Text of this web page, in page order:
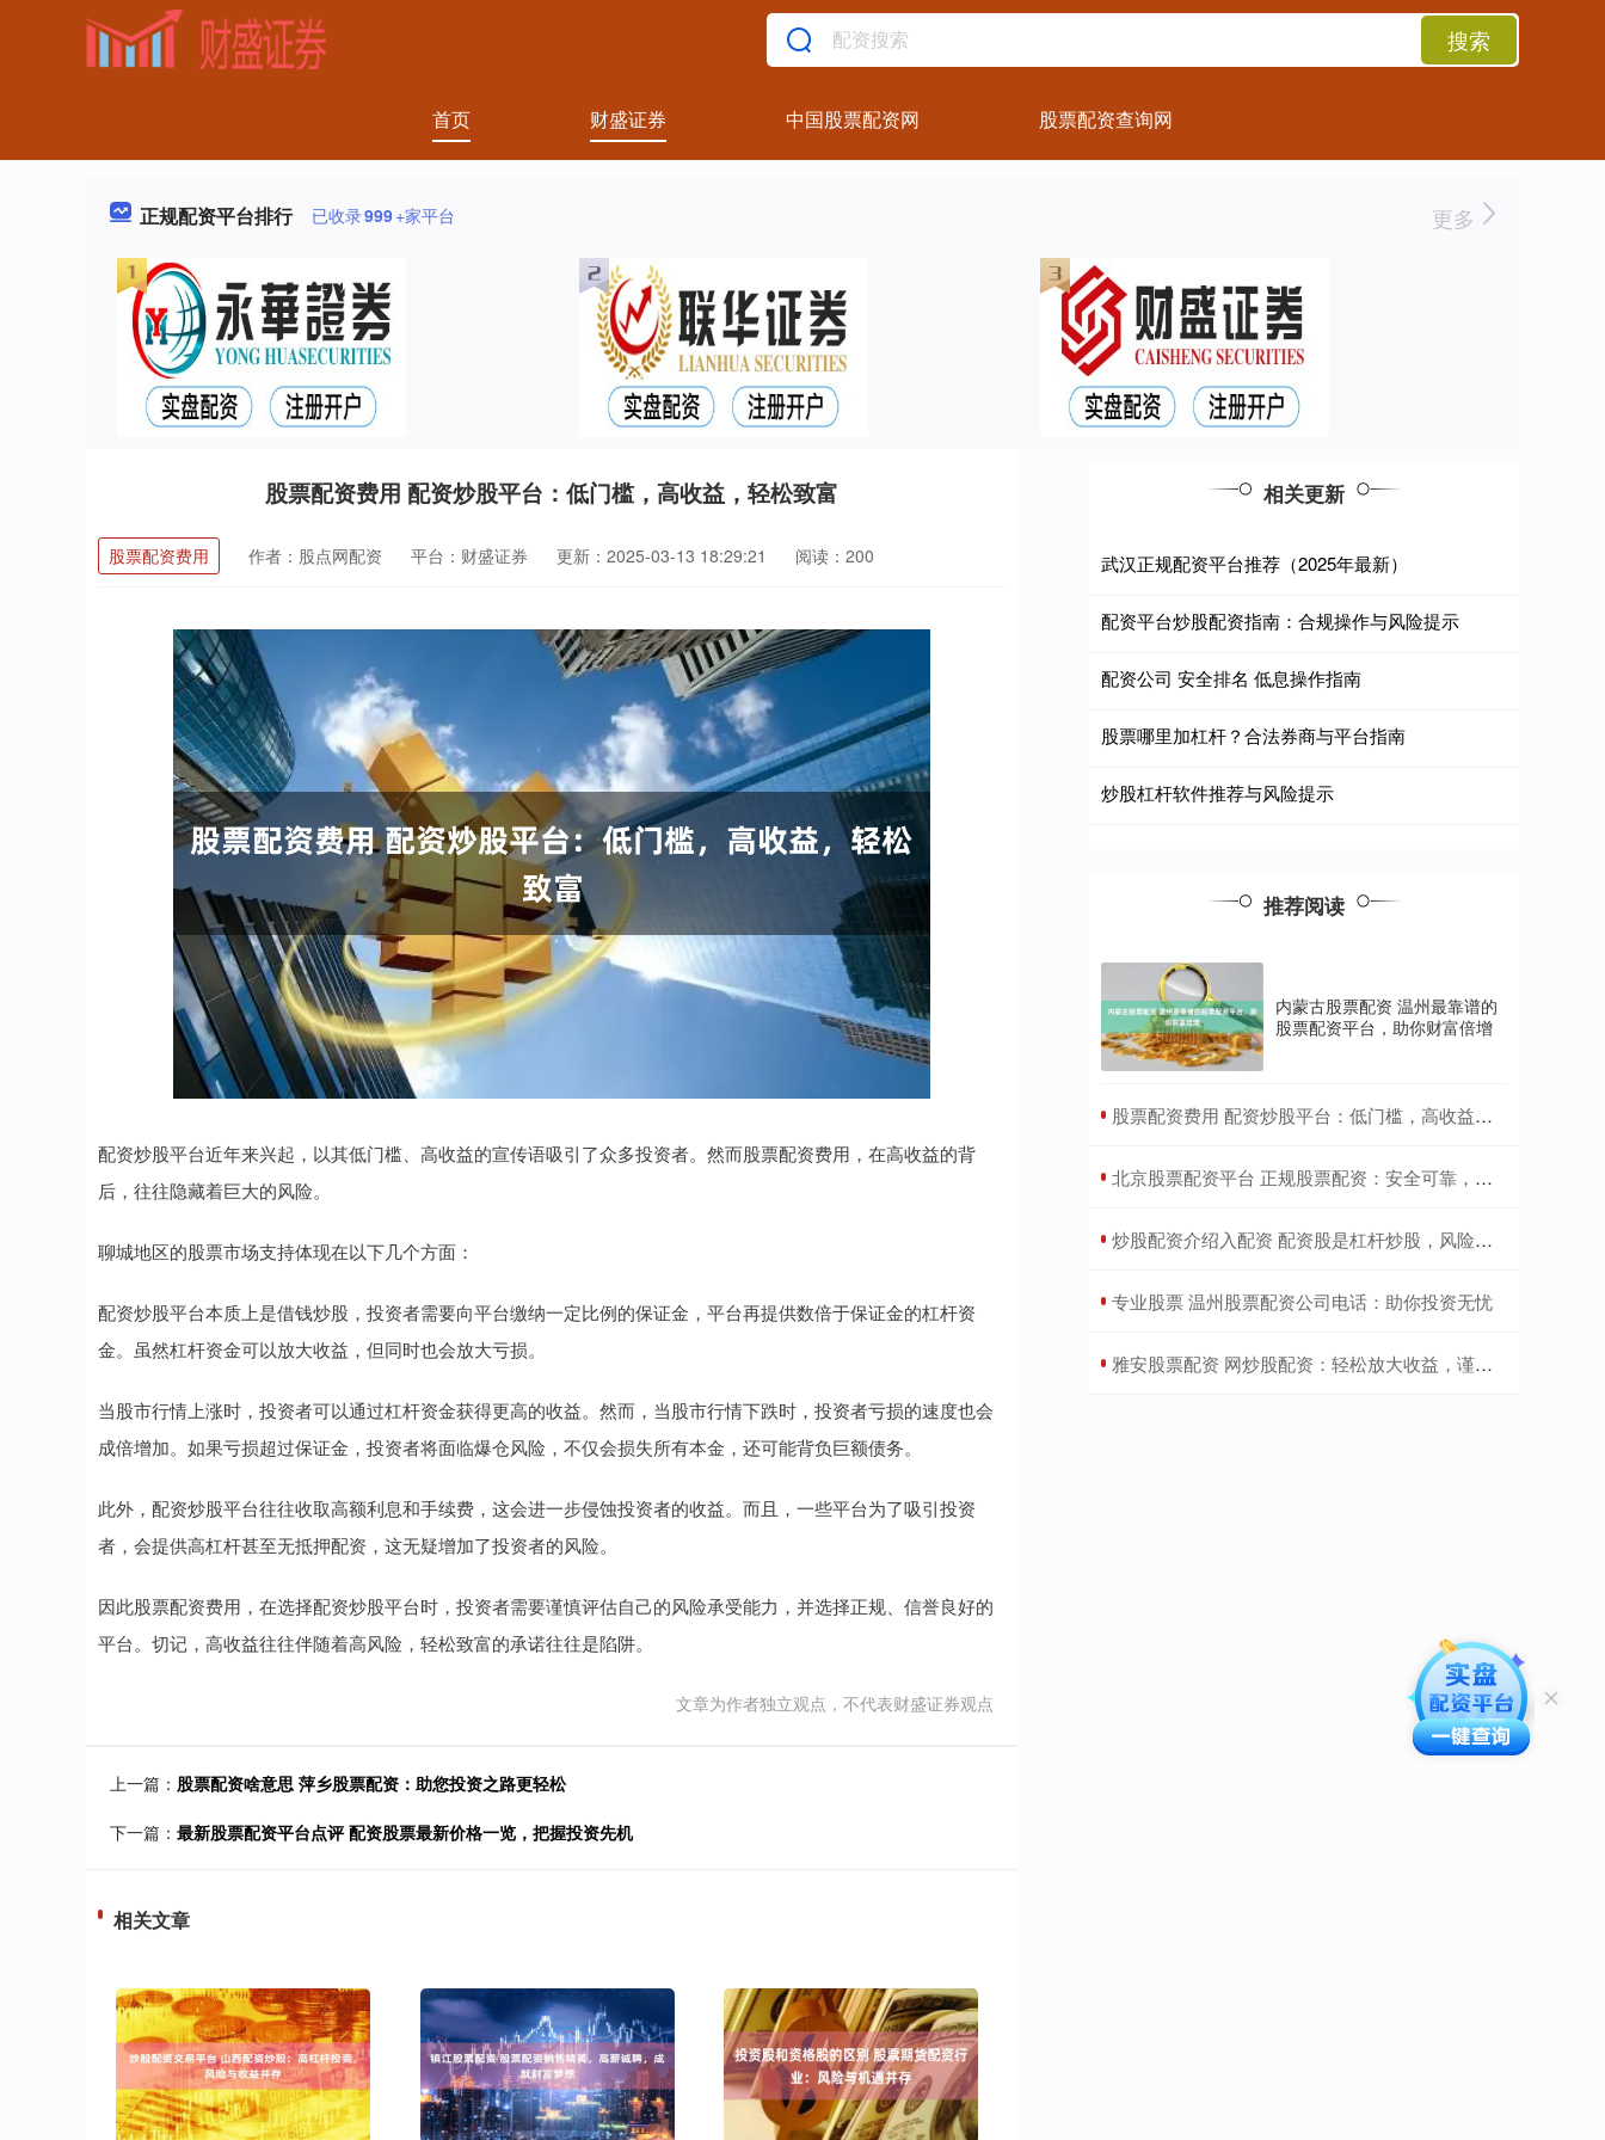
搜索
首页 财盛证券 中国股票配资网 股票配资查询网
正规配资平台排行 已收录999+家平台 更多
股票配资费用 配资炒股平台：低门槛，高收益，轻松致富
股票配资费用 作者：股点网配资 平台：财盛证券 更新：2025-03-13 18:29:21 阅读：200
配资炒股平台近年来兴起，以其低门槛、高收益的宣传语吸引了众多投资者。然而股票配资费用，在高收益的背
后，往往隐藏着巨大的风险。
聊城地区的股票市场支持体现在以下几个方面：
配资炒股平台本质上是借钱炒股，投资者需要向平台缴纳一定比例的保证金，平台再提供数倍于保证金的杠杆资
金。虽然杠杆资金可以放大收益，但同时也会放大亏损。
当股市行情上涨时，投资者可以通过杠杆资金获得更高的收益。然而，当股市行情下跌时，投资者亏损的速度也会
成倍增加。如果亏损超过保证金，投资者将面临爆仓风险，不仅会损失所有本金，还可能背负巨额债务。
此外，配资炒股平台往往收取高额利息和手续费，这会进一步侵蚀投资者的收益。而且，一些平台为了吸引投资
者，会提供高杠杆甚至无抵押配资，这无疑增加了投资者的风险。
因此股票配资费用，在选择配资炒股平台时，投资者需要谨慎评估自己的风险承受能力，并选择正规、信誉良好的
平台。切记，高收益往往伴随着高风险，轻松致富的承诺往往是陷阱。
文章为作者独立观点，不代表财盛证券观点
上一篇： 股票配资啥意思 萍乡股票配资：助您投资之路更轻松
下一篇： 最新股票配资平台点评 配资股票最新价格一览，把握投资先机
相关文章
相关更新
武汉正规配资平台推荐（2025年最新）
配资平台炒股配资指南：合规操作与风险提示
配资公司 安全排名 低息操作指南
股票哪里加杠杆？合法券商与平台指南
炒股杠杆软件推荐与风险提示
推荐阅读
内蒙古股票配资 温州最靠谱的
股票配资平台，助你财富倍增
​股票配资费用 配资炒股平台：低门槛，高收益，轻松致富
​北京股票配资平台 正规股票配资：安全可靠，助你投资腾飞
​炒股配资介绍入配资 配资股是杠杆炒股，风险高收益大
​专业股票 温州股票配资公司电话：助你投资无忧
​雅安股票配资 网炒股配资：轻松放大收益，谨慎操作